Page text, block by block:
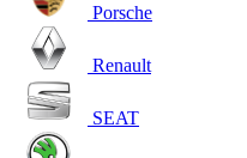
Porsche
Renault
SEAT